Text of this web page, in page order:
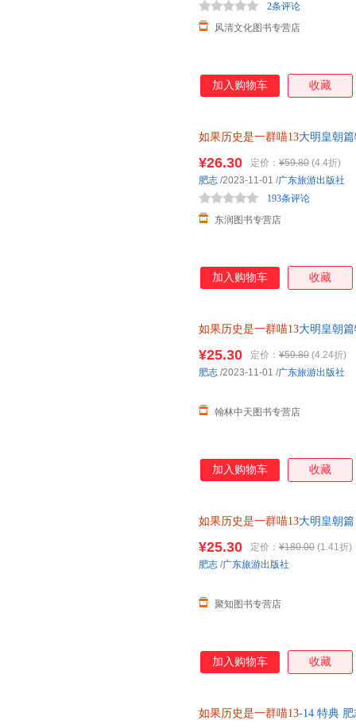
风清文化图书专营店
2条评论
加入购物车 收藏
如果历史是一群喵13大明皇朝
¥26.30 定价： ¥59.80 (4.4折)
东润图书专营店
193条评论
肥志 /2023-11-01 /广东旅游出版社
加入购物车 收藏
如果历史是一群喵13大明皇朝
¥25.30 定价： ¥59.80 (4.24折)
翰林中天图书专营店
肥志 /2023-11-01 /广东旅游出版社
加入购物车 收藏
如果历史是一群喵13大明皇朝篇
¥25.30 定价： ¥180.00 (1.41折)
聚知图书专营店
肥志 /广东旅游出版社
加入购物车 收藏
如果历史是一群喵13-14 特典 肥